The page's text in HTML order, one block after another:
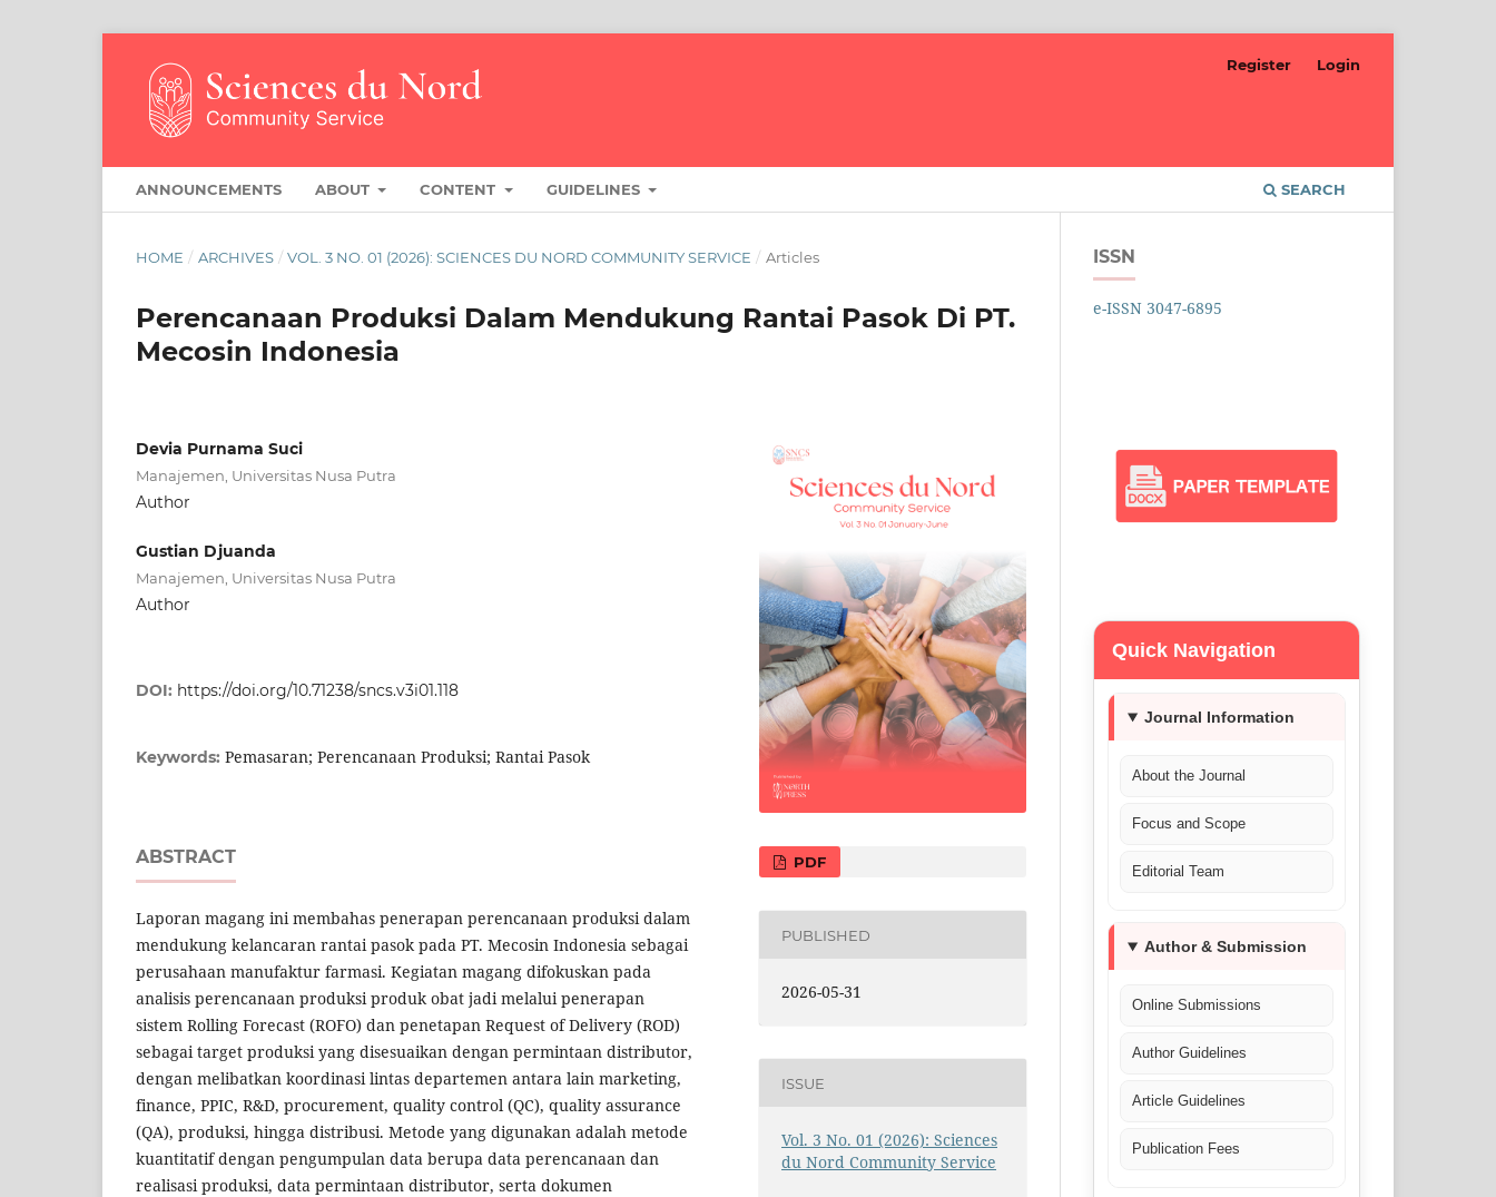
ANNOUNCEMENTS ABOUT CONTENT GUIDELINES SEARCH
Register Login
HOME / ARCHIVES / VOL. 3 NO. 01 (2026): SCIENCES DU NORD COMMUNITY SERVICE / Articles
Perencanaan Produksi Dalam Mendukung Rantai Pasok Di PT.
Mecosin Indonesia
Devia Purnama Suci
Manajemen, Universitas Nusa Putra
Author
Gustian Djuanda
Manajemen, Universitas Nusa Putra
Author
DOI: https://doi.org/10.71238/sncs.v3i01.118
Keywords: Pemasaran; Perencanaan Produksi; Rantai Pasok
ABSTRACT
Laporan magang ini membahas penerapan perencanaan produksi dalam
mendukung kelancaran rantai pasok pada PT. Mecosin Indonesia sebagai
perusahaan manufaktur farmasi. Kegiatan magang difokuskan pada
analisis perencanaan produksi produk obat jadi melalui penerapan
sistem Rolling Forecast (ROFO) dan penetapan Request of Delivery (ROD)
sebagai target produksi yang disesuaikan dengan permintaan distributor,
dengan melibatkan koordinasi lintas departemen antara lain marketing,
finance, PPIC, R&D, procurement, quality control (QC), quality assurance
(QA), produksi, hingga distribusi. Metode yang digunakan adalah metode
kuantitatif dengan pengumpulan data berupa data perencanaan dan
realisasi produksi, data permintaan distributor, serta dokumen
PDF
PUBLISHED
2026-05-31
ISSUE
Vol. 3 No. 01 (2026): Sciences
du Nord Community Service
ISSN
e-ISSN 3047-6895
Quick Navigation
Journal Information
About the Journal
Focus and Scope
Editorial Team
Author & Submission
Online Submissions
Author Guidelines
Article Guidelines
Publication Fees